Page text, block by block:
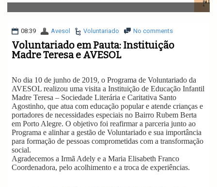
v
i
a
i
o
08:39 Avesol Voluntariado No comments
Voluntariado em Pauta: Instituição
Madre Teresa e AVESOL
No dia 10 de junho de 2019, o Programa de Voluntariado da
AVESOL realizou uma visita a Instituição de Educação Infantil
Madre Teresa – Sociedade Literária e Caritativa Santo
Agostinho, que atua com educação popular e atende crianças e
portadores de necessidades especiais no Bairro Rubem Berta
em Porto Alegre. O objetivo foi reafirmar a parceria junto ao
Programa e alinhar a gestão de Voluntariado e sua importância
para formação de pessoas comprometidas com a transformação
social.
Agradecemos a Irmã Adely e a Maria Elisabeth Franco
Coordenadora, pelo acolhimento e a troca de experiências.